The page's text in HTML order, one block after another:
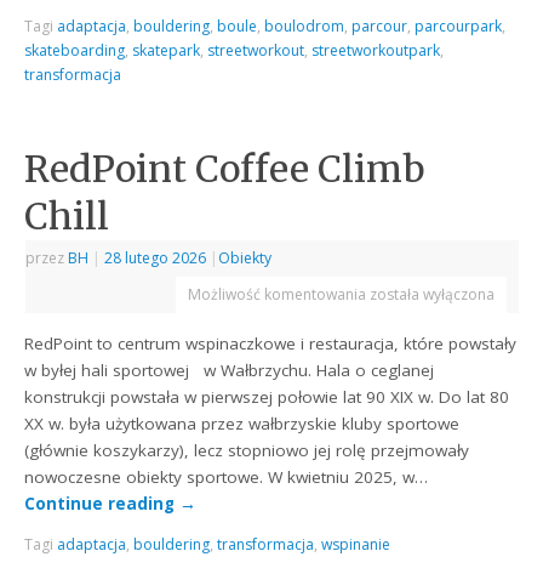
Tagi adaptacja, bouldering, boule, boulodrom, parcour, parcourpark,
skateboarding, skatepark, streetworkout, streetworkoutpark,
transformacja
RedPoint Coffee Climb
Chill
przez BH | 28 lutego 2026 | Obiekty
Możliwość komentowania została wyłączona
RedPoint to centrum wspinaczkowe i restauracja, które powstały
w byłej hali sportowej w Wałbrzychu. Hala o ceglanej
konstrukcji powstała w pierwszej połowie lat 90 XIX w. Do lat 80
XX w. była użytkowana przez wałbrzyskie kluby sportowe
(głównie koszykarzy), lecz stopniowo jej rolę przejmowały
nowoczesne obiekty sportowe. W kwietniu 2025, w…
Continue reading →
Tagi adaptacja, bouldering,transformacja,wspinanie